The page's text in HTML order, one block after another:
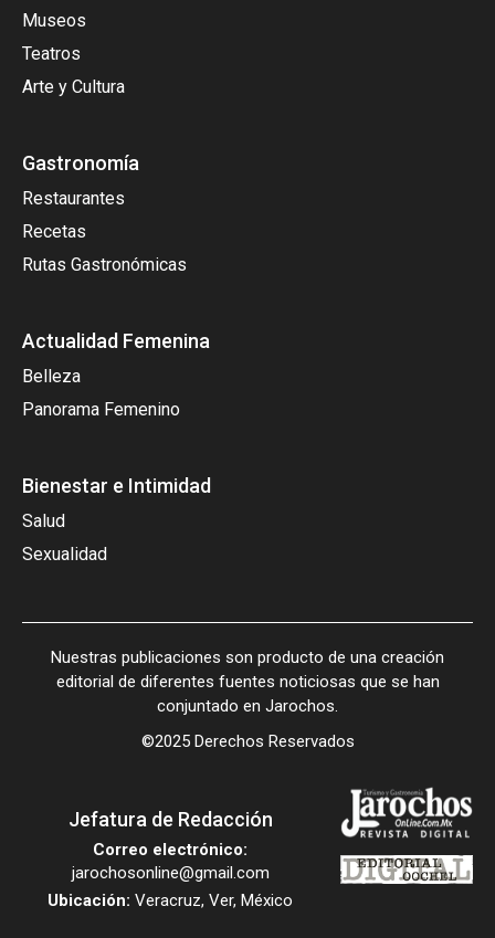
Museos
Teatros
Arte y Cultura
Gastronomía
Restaurantes
Recetas
Rutas Gastronómicas
Actualidad Femenina
Belleza
Panorama Femenino
Bienestar e Intimidad
Salud
Sexualidad
Nuestras publicaciones son producto de una creación
editorial de diferentes fuentes noticiosas que se han
conjuntado en Jarochos.
©2025 Derechos Reservados
Jefatura de Redacción
Correo electrónico:
jarochosonline@gmail.com
Ubicación: Veracruz, Ver, México